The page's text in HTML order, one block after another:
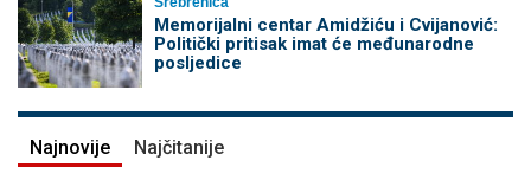
Memorijalni centar Amidžiću i Cvijanović:
Politički pritisak imat će međunarodne
posljedice
Najnovije Najčitanije